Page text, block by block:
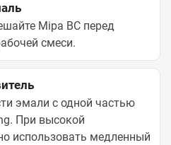
Mipa BC перед
смеси.
эмали с одной частью
При высокой
использовать медленный